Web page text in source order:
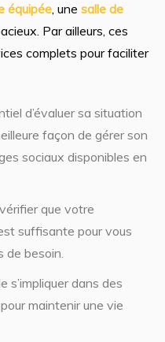
équipée, une salle de
Par ailleurs, ces
complets pour faciliter
d’évaluer sa situation
façon de gérer son
sociaux disponibles en
que votre
suffisante pour vous
de besoin.
s’impliquer dans des
maintenir une vie